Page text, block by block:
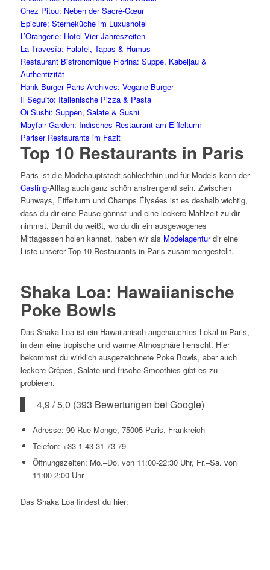
Chez Pitou: Neben der Sacré-Cœur
Epicure: Sterneküche im Luxushotel
L’Orangerie: Hotel Vier Jahreszeiten
La Travesía: Falafel, Tapas & Humus
Restaurant Bistronomique Florina: Suppe, Kabeljau &
Authentizität
Hank Burger Paris Archives: Vegane Burger
Il Seguito: Italienische Pizza & Pasta
Oi Sushi: Suppen, Salate & Sushi
Mayfair Garden: Indisches Restaurant am Eiffelturm
Pariser Restaurants im Fazit
Top 10 Restaurants in Paris
Paris ist die Modehauptstadt schlechthin und für Models kann der
Casting-Alltag auch ganz schön anstrengend sein. Zwischen
Runways, Eiffelturm und Champs Élysées ist es deshalb wichtig,
dass du dir eine Pause gönnst und eine leckere Mahlzeit zu dir
nimmst. Damit du weißt, wo du dir ein ausgewogenes
Mittagessen holen kannst, haben wir als Modelagenturdir eine
Liste unserer Top-10 Restaurants in Paris zusammengestellt.
Shaka Loa: Hawaiianische
Poke Bowls
Das Shaka Loa ist ein Hawaiianisch angehauchtes Lokal in Paris,
in dem eine tropische und warme Atmosphäre herrscht. Hier
bekommst du wirklich ausgezeichnete Poke Bowls, aber auch
leckere Crêpes, Salate und frische Smoothies gibt es zu
probieren.
4,9 / 5,0 (393 Bewertungen bei Google)
Adresse: 99 Rue Monge, 75005 Paris, Frankreich
Telefon: +33 1 43 31 73 79
Öffnungszeiten: Mo.–Do. von 11:00-22:30 Uhr, Fr.–Sa. von
11:00-2:00 Uhr
Das Shaka Loa findest du hier: